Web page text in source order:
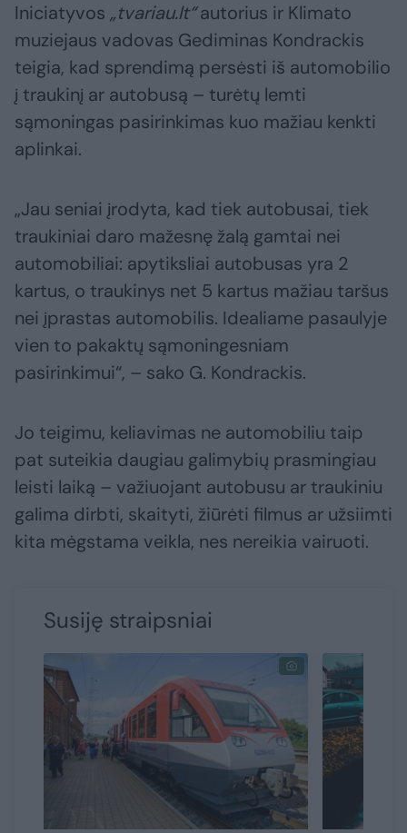
Iniciatyvos „tvariau.lt“autorius ir Klimato
muziejaus vadovas Gediminas Kondrackis
teigia, kad sprendimą persėsti iš automobilio
į traukinį ar autobusą – turėtų lemti
sąmoningas pasirinkimas kuo mažiau kenkti
aplinkai.
„Jau seniai įrodyta, kad tiek autobusai, tiek
traukiniai daro mažesnę žalą gamtai nei
automobiliai: apytiksliai autobusas yra 2
kartus, o traukinys net 5 kartus mažiau taršus
nei įprastas automobilis. Idealiame pasaulyje
vien to pakaktų sąmoningesniam
pasirinkimui“, – sako G. Kondrackis.
Jo teigimu, keliavimas ne automobiliu taip
pat suteikia daugiau galimybių prasmingiau
leisti laiką – važiuojant autobusu ar traukiniu
galima dirbti, skaityti, žiūrėti filmus ar užsiimti
kita mėgstama veikla, nes nereikia vairuoti.
Susiję straipsniai